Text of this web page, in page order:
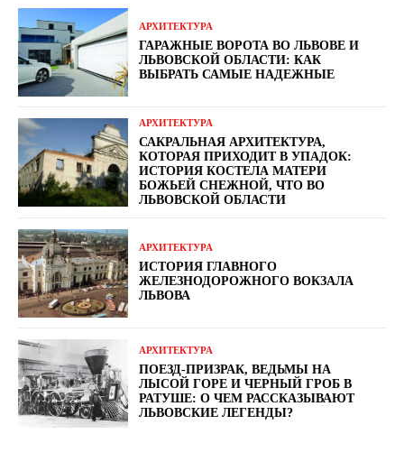
АРХИТЕКТУРА
ГАРАЖНЫЕ ВОРОТА ВО ЛЬВОВЕ И
ЛЬВОВСКОЙ ОБЛАСТИ: КАК
ВЫБРАТЬ САМЫЕ НАДЕЖНЫЕ
АРХИТЕКТУРА
САКРАЛЬНАЯ АРХИТЕКТУРА,
КОТОРАЯ ПРИХОДИТ В УПАДОК:
ИСТОРИЯ КОСТЕЛА МАТЕРИ
БОЖЬЕЙ СНЕЖНОЙ, ЧТО ВО
ЛЬВОВСКОЙ ОБЛАСТИ
АРХИТЕКТУРА
ИСТОРИЯ ГЛАВНОГО
ЖЕЛЕЗНОДОРОЖНОГО ВОКЗАЛА
ЛЬВОВА
АРХИТЕКТУРА
ПОЕЗД-ПРИЗРАК, ВЕДЬМЫ НА
ЛЫСОЙ ГОРЕ И ЧЕРНЫЙ ГРОБ В
РАТУШЕ: О ЧЕМ РАССКАЗЫВАЮТ
ЛЬВОВСКИЕ ЛЕГЕНДЫ?